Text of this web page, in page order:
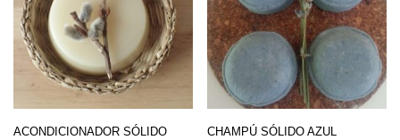
ACONDICIONADOR SÓLIDO CHAMPÚ SÓLIDO AZUL